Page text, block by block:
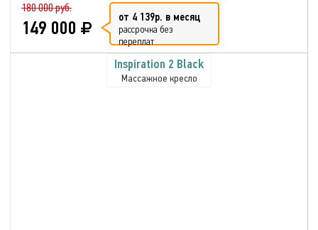
180 000 руб.
149 000 от 4 139р. в месяц
рассрочка без
переплат
Inspiration 2 Black
Массажное кресло